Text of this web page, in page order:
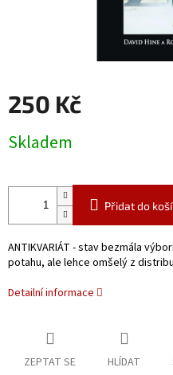
250 Kč
cena:
Skladem
Přidat do
ANTIKVARIÁT - stav bezmála
potahu, ale lehce omšelý z
Detailní informace
ZEPTAT SE HLÍDAT